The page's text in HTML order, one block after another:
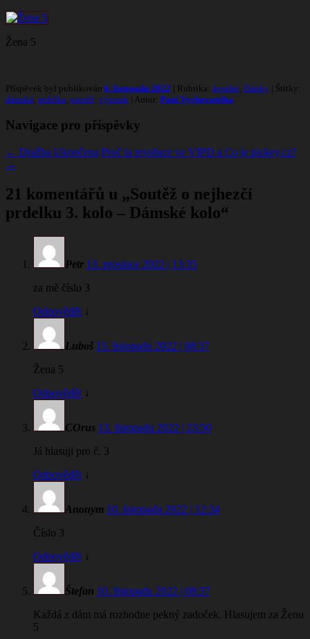
Žena 5
Příspěvek byl publikován 6. listopadu 2022 | Rubrika: úvodní články | Štítky:
dámská prdelka soutěž výprask | Autor: Paní Vychovatelka
Navigace pro příspěvky
← Dražba Ukončena Proč ta revoluce ve VIPD a Co je pickey.cz?
→
21 komentářů u „Soutěž o nejhezčí
prdelku 3. kolo – Dámské kolo“
Petr 13. prosince 2022 | 13:35
za mě číslo 3
Odpovědět ↓
Luboš 15. listopadu 2022 | 08:37
Žena 5
Odpovědět ↓
COrus 13. listopadu 2022 | 23:50
Já hlasuji pro č. 3
Odpovědět ↓
Anonym 10. listopadu 2022 | 12:34
Číslo 3
Odpovědět ↓
Štefan 10. listopadu 2022 | 08:37
Každá z dám má rozhodne pekný zadoček. Hlasujem za Ženu
5